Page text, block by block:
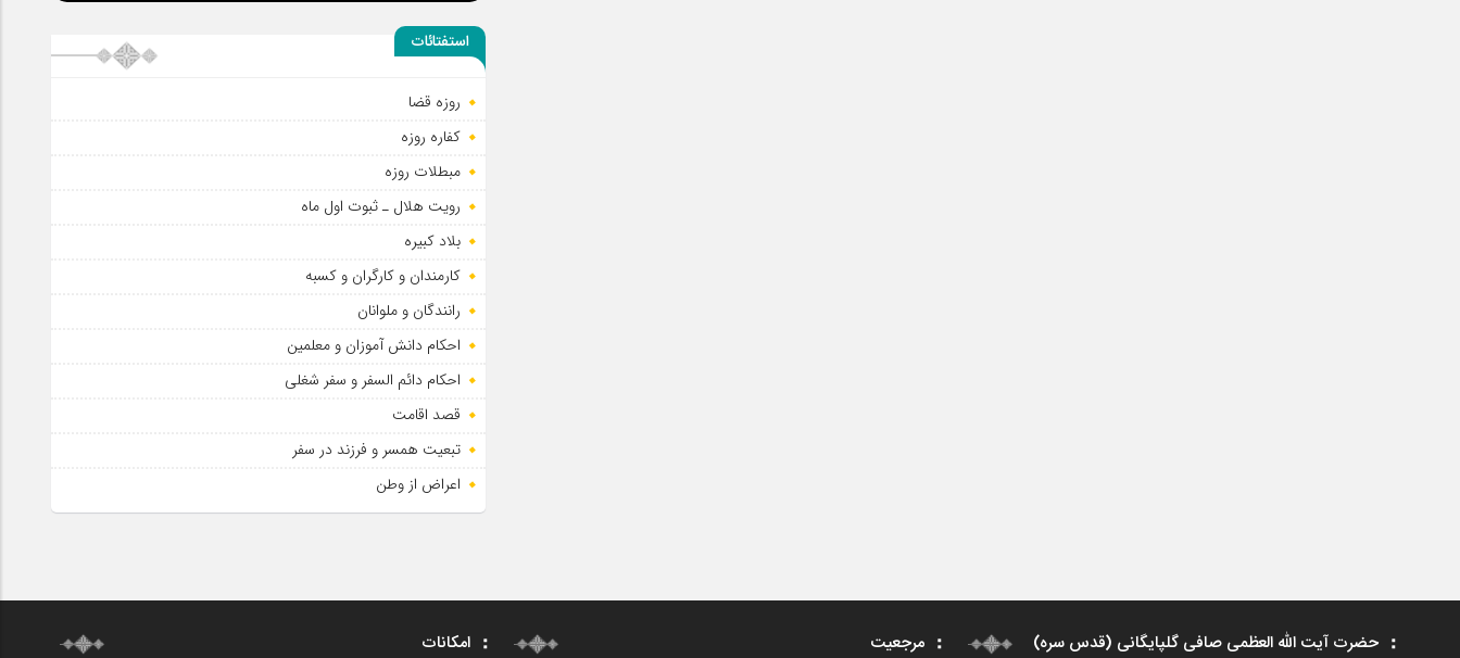
استفتائات
روزه قضا
کفاره روزه
مبطلات روزه
رویت هلال ـ ثبوت اول ماه
بلاد کبیره
کارمندان و کارگران و کسبه
رانندگان و ملوانان
احکام دانش آموزان و معلمین
احکام دائم السفر و سفر شغلی
قصد اقامت
تبعیت همسر و فرزند در سفر
اعراض از وطن
حضرت آیت الله العظمی صافی گلپایگانی (قدس سره) مرجعیت امکانات